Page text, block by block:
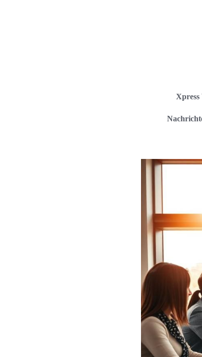
Xpress